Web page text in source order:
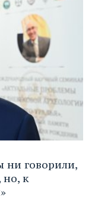
говорили,
к